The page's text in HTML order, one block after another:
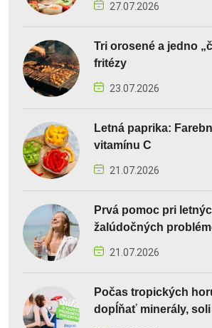
27.07.2026
Tri orosené a jedno
fritézy
23.07.2026
Letná paprika:
vitamínu C
21.07.2026
Prvá pomoc pri
žalúdočných
21.07.2026
Počas tropických
dopĺňať minerály,